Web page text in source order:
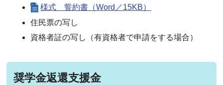
様式 誓約書（Word／15KB）
住民票の写し
資格者証の写し（有資格者で申請をする場合）
奨学金返還支援金